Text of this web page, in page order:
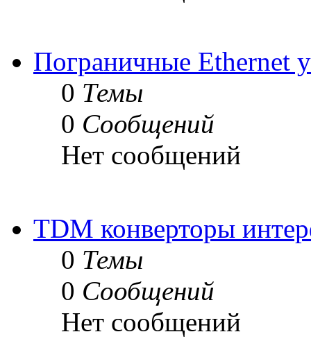
Пограничные Ethernet
0 Темы
0 Сообщений
Нет сообщений
TDM конверторы
0 Темы
0 Сообщений
Нет сообщений